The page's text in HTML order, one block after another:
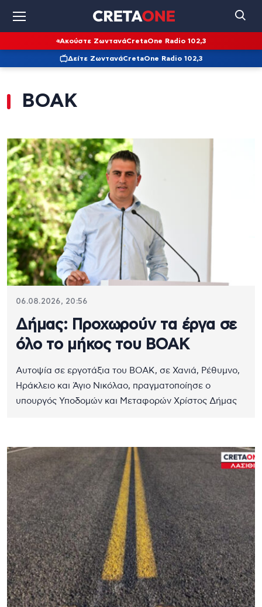
Ακούστε ΖωντανάCretaOne Radio 102,3
Δείτε ΖωντανάCretaOne Radio 102,3
ΒΟΑΚ
06.08.2026, 20:56
Δήμας: Προχωρούν τα έργα σε
όλο το μήκος του ΒΟΑΚ
Αυτοψία σε εργοτάξια του ΒΟΑΚ, σε Χανιά, Ρέθυμνο,
Ηράκλειο και Άγιο Νικόλαο, πραγματοποίησε ο
υπουργός Υποδομών και Μεταφορών Χρίστος Δήμας